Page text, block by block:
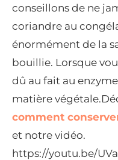
conseillons de ne
coriandre au
énormément de la
bouillie. Lorsque
dû au fait au
matière
comment
et notre vidéo.
https://youtu.be/